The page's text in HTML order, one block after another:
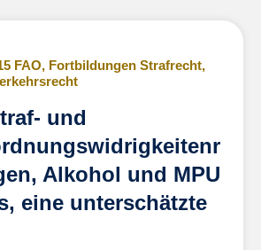
FAO, Fortbildungen Strafrecht,
und
Alkohol und MPU
eine unterschätzte